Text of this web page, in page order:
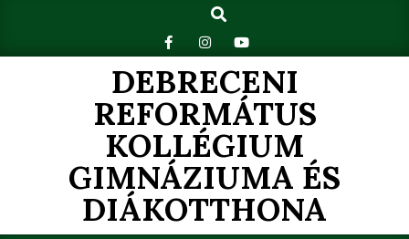
content
Search
DEBRECENI
REFORMÁTUS
KOLLÉGIUM
GIMNÁZIUMA ÉS
DIÁKOTTHONA